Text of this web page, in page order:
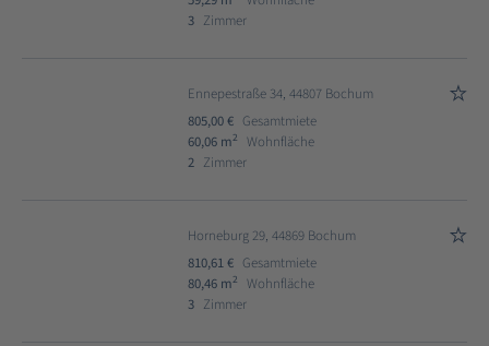
3 Zimmer
Ennepestraße 34, 44807 Bochum
805,00 € Gesamtmiete
60,06 m2
Wohnfläche
2 Zimmer
Horneburg 29, 44869 Bochum
810,61 € Gesamtmiete
80,46 m2
Wohnfläche
3 Zimmer